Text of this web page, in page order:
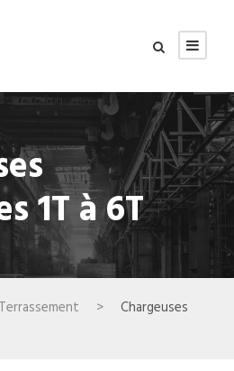
1T à 6T
Terrassement >
Chargeuses